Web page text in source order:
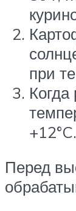
при
Когда
+12°C.
Перед